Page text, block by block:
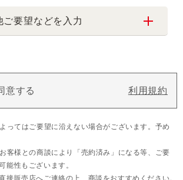
ご要望などを入力
意する 利用規約
ってはご要望に沿えない場合がございます。予め
客様との商談により「売約済み」になる等、ご要
能性もございます。
接販売店へご連絡の上、商談をおすすめください。